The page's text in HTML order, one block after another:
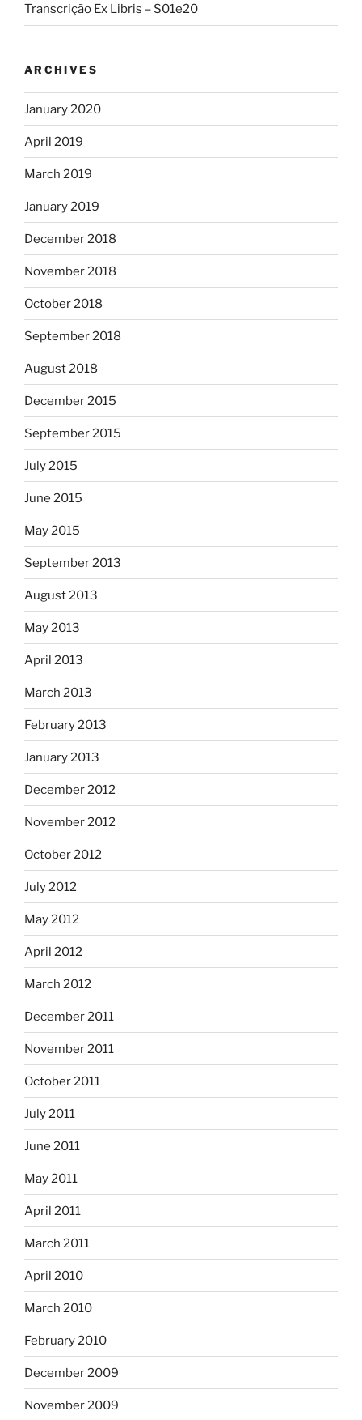
Transcrição Ex Libris – S01e20
ARCHIVES
January 2020
April 2019
March 2019
January 2019
December 2018
November 2018
October 2018
September 2018
August 2018
December 2015
September 2015
July 2015
June 2015
May 2015
September 2013
August 2013
May 2013
April 2013
March 2013
February 2013
January 2013
December 2012
November 2012
October 2012
July 2012
May 2012
April 2012
March 2012
December 2011
November 2011
October 2011
July 2011
June 2011
May 2011
April 2011
March 2011
April 2010
March 2010
February 2010
December 2009
November 2009